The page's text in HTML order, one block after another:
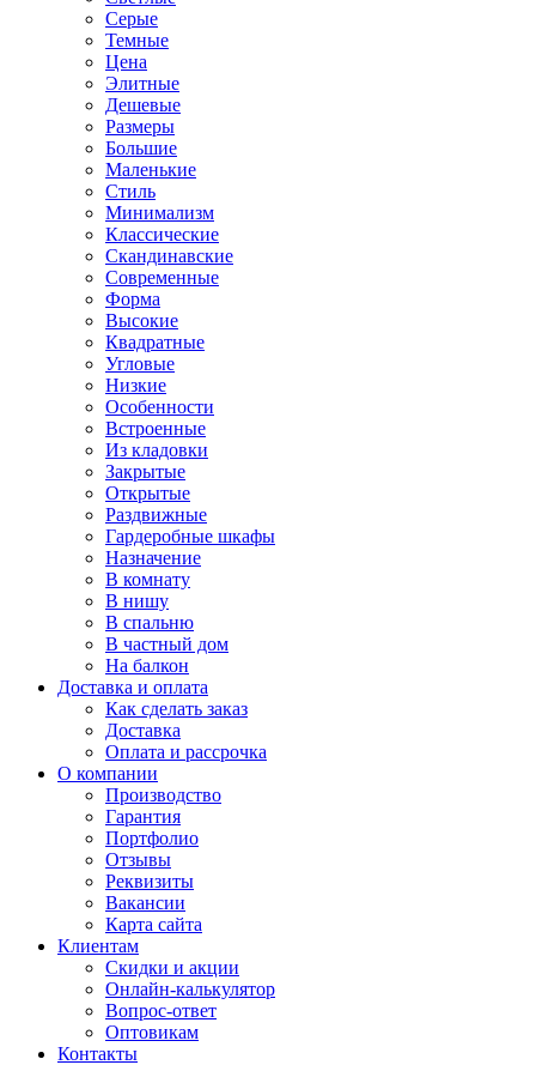
Серые
Темные
Цена
Элитные
Дешевые
Размеры
Большие
Маленькие
Стиль
Минимализм
Классические
Скандинавские
Современные
Форма
Высокие
Квадратные
Угловые
Низкие
Особенности
Встроенные
Из кладовки
Закрытые
Открытые
Раздвижные
Гардеробные шкафы
Назначение
В комнату
В нишу
В спальню
В частный дом
На балкон
Доставка и оплата
Как сделать заказ
Доставка
Оплата и рассрочка
О компании
Производство
Гарантия
Портфолио
Отзывы
Реквизиты
Вакансии
Карта сайта
Клиентам
Скидки и акции
Онлайн-калькулятор
Вопрос-ответ
Оптовикам
Контакты